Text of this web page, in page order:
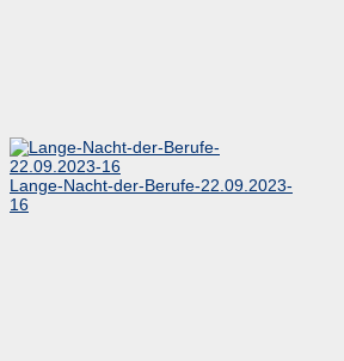
Lange-Nacht-der-Berufe-22.09.2023-
16